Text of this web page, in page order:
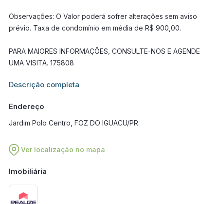
Observações: O Valor poderá sofrer alterações sem aviso
prévio. Taxa de condomínio em média de R$ 900,00.
PARA MAIORES INFORMAÇÕES, CONSULTE-NOS E AGENDE
UMA VISITA. 175808
Informações adicionais sobre este imóvel estarão disponíveis
Descrição completa
Endereço
Jardim Polo Centro, FOZ DO IGUACU/PR
Ver localização no mapa
Imobiliária